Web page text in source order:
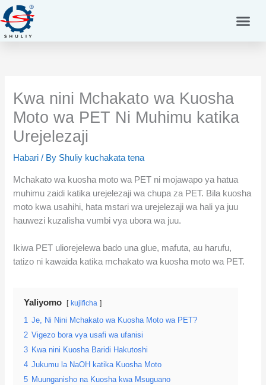
Skip
to
content
Kwa nini Mchakato wa Kuosha
Moto wa PET Ni Muhimu katika
Urejelezaji
Habari / By Shuliy kuchakata tena
Mchakato wa kuosha moto wa PET ni mojawapo ya hatua
muhimu zaidi katika urejelezaji wa chupa za PET. Bila kuosha
moto kwa usahihi, hata mstari wa urejelezaji wa hali ya juu
hauwezi kuzalisha vumbi vya ubora wa juu.
Ikiwa PET uliorejelewa bado una glue, mafuta, au harufu,
tatizo ni kawaida katika mchakato wa kuosha moto wa PET.
Yaliyomo kujificha
1 Je, Ni Nini Mchakato wa Kuosha Moto wa PET?
2 Vigezo bora vya usafi wa ufanisi
3 Kwa nini Kuosha Baridi Hakutoshi
4 Jukumu la NaOH katika Kuosha Moto
5 Muunganisho na Kuosha kwa Msuguano